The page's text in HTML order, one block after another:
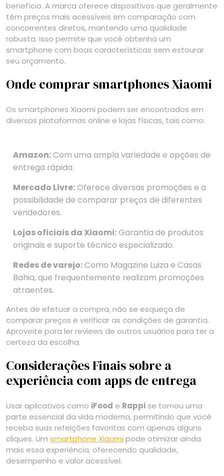
benefício. A marca oferece dispositivos que geralmente
têm preços mais acessíveis em comparação com
concorrentes diretos, mantendo uma qualidade
robusta. Isso permite que você obtenha um
smartphone com boas características sem estourar
seu orçamento.
Onde comprar smartphones Xiaomi
Os smartphones Xiaomi podem ser encontrados em
diversas plataformas online e lojas físicas, tais como:
Amazon:Com uma ampla variedade e opções de
entrega rápida.
Mercado Livre:Oferece diversas promoções e a
possibilidade de comparar preços de diferentes
vendedores.
Lojas oficiais da Xiaomi:Garantia de produtos
originais e suporte técnico especializado.
Redes de varejo:Como Magazine Luiza e Casas
Bahia, que frequentemente realizam promoções
atraentes.
Antes de efetuar a compra, não se esqueça de
comparar preços e verificar as condições de garantia.
Aproveite para ler reviews de outros usuários para ter a
certeza da escolha.
Considerações Finais sobre a
experiência com apps de entrega
Usar aplicativos como iFood e Rappi se tornou uma
parte essencial da vida moderna, permitindo que você
receba suas refeições favoritas com apenas alguns
cliques. Um smartphone Xiaomipode otimizar ainda
mais essa experiência, oferecendo qualidade,
desempenho e valor acessível.